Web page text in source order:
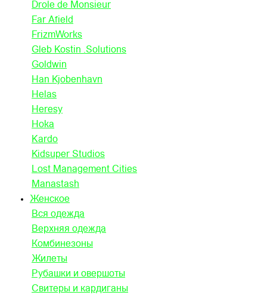
Drole de Monsieur
Far Afield
FrizmWorks
Gleb Kostin .Solutions
Goldwin
Han Kjobenhavn
Helas
Heresy
Hoka
Kardo
Kidsuper Studios
Lost Management Cities
Manastash
Женское
Вся одежда
Верхняя одежда
Комбинезоны
Жилеты
Рубашки и овершоты
Свитеры и кардиганы